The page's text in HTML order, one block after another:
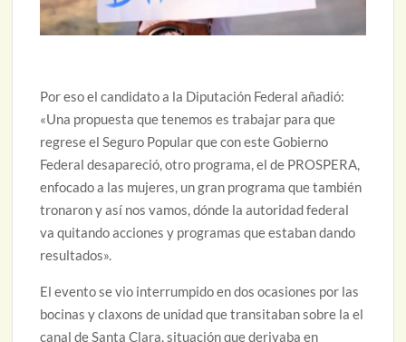
Por eso el candidato a la Diputación Federal añadió:
«Una propuesta que tenemos es trabajar para que
regrese el Seguro Popular que con este Gobierno
Federal desapareció, otro programa, el de PROSPERA,
enfocado a las mujeres, un gran programa que también
tronaron y así nos vamos, dónde la autoridad federal
va quitando acciones y programas que estaban dando
resultados».
El evento se vio interrumpido en dos ocasiones por las
bocinas y claxons de unidad que transitaban sobre la el
canal de Santa Clara, situación que derivaba en